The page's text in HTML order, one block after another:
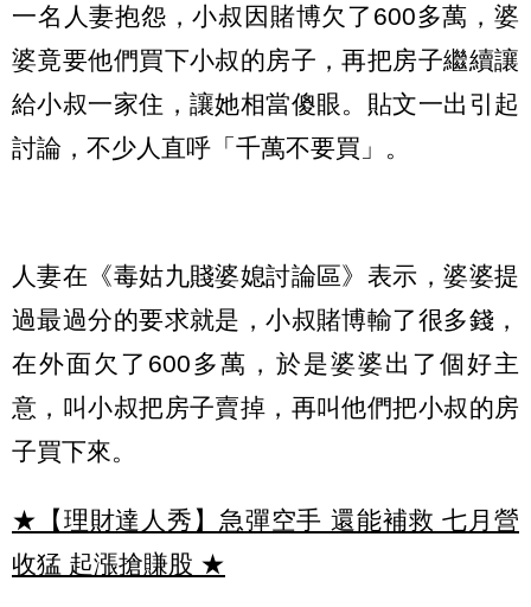
一名人妻抱怨，小叔因賭博欠了600多萬，婆
婆竟要他們買下小叔的房子，再把房子繼續讓
給小叔一家住，讓她相當傻眼。貼文一出引起
討論，不少人直呼「千萬不要買」。
人妻在《毒姑九賤婆媳討論區》表示，婆婆提
過最過分的要求就是，小叔賭博輸了很多錢，
在外面欠了600多萬，於是婆婆出了個好主
意，叫小叔把房子賣掉，再叫他們把小叔的房
子買下來。
★【理財達人秀】急彈空手 還能補救 七月營
收猛 起漲搶賺股 ★